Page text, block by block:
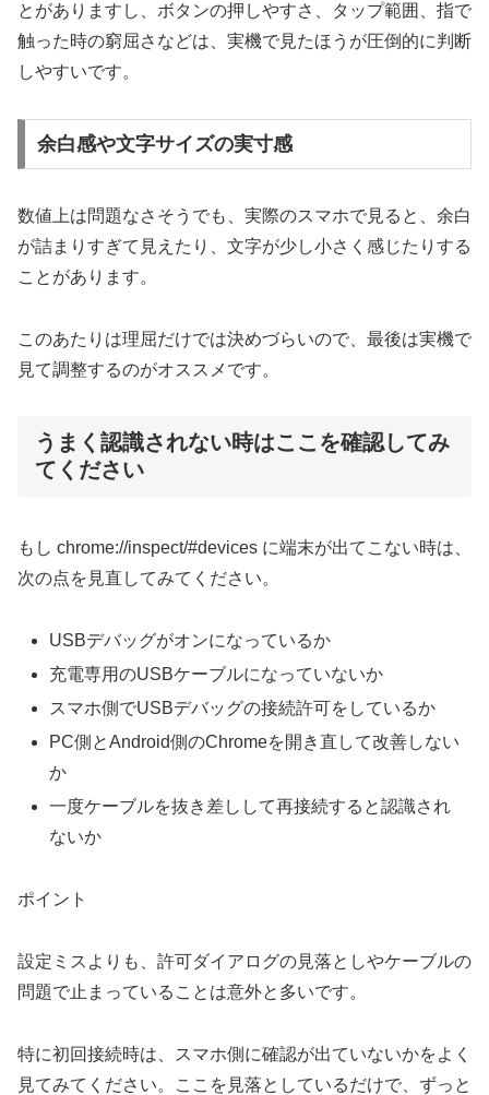
とがありますし、ボタンの押しやすさ、タップ範囲、指で
触った時の窮屈さなどは、実機で見たほうが圧倒的に判断
しやすいです。
余白感や文字サイズの実寸感
数値上は問題なさそうでも、実際のスマホで見ると、余白
が詰まりすぎて見えたり、文字が少し小さく感じたりする
ことがあります。
このあたりは理屈だけでは決めづらいので、最後は実機で
見て調整するのがオススメです。
うまく認識されない時はここを確認してみ
てください
もし chrome://inspect/#devices に端末が出てこない時は、
次の点を見直してみてください。
USBデバッグがオンになっているか
充電専用のUSBケーブルになっていないか
スマホ側でUSBデバッグの接続許可をしているか
PC側とAndroid側のChromeを開き直して改善しない
か
一度ケーブルを抜き差しして再接続すると認識され
ないか
ポイント
設定ミスよりも、許可ダイアログの見落としやケーブルの
問題で止まっていることは意外と多いです。
特に初回接続時は、スマホ側に確認が出ていないかをよく
見てみてください。ここを見落としているだけで、ずっと